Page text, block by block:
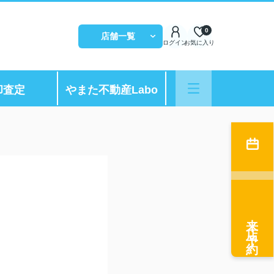
店舗一覧
ログインお気に入り
0
査定 やまた不動産Labo
来店予約